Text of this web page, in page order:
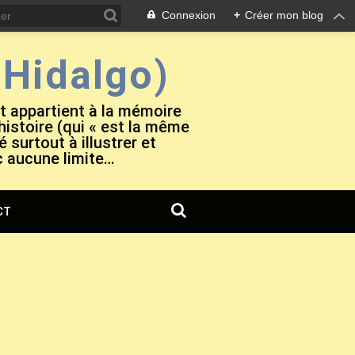
Connexion + Créer mon blog
Hidalgo)
appartient à la mémoire
(qui « est la même
surtout à illustrer et
aucune limite…